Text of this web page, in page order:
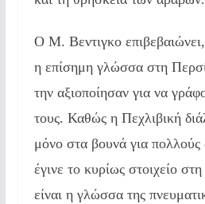
Ο Μ. Βεντιγκο επιβεβαιώνει,
η επίσημη γλώσσα στη
την αξιοποίησαν για να
τους. Καθώς η Πεχλιβική
μόνο στα βουνά για
έγινε το κυρίως στοιχείο
είναι η γλώσσα της